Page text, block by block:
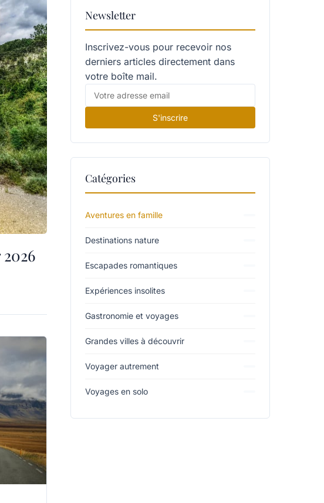
Newsletter
Inscrivez-vous pour recevoir nos
derniers articles directement dans
votre boîte mail.
S'inscrire
Catégories
Aventures en famille
Destinations nature
Escapades romantiques
Expériences insolites
Gastronomie et voyages
Grandes villes à découvrir
Voyager autrement
Voyages en solo